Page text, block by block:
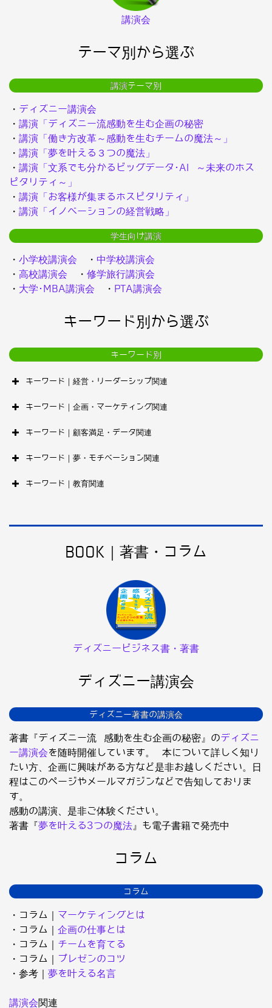
講演会
テーマ別から選ぶ
講演テーマ別
・ ディズニー講演会
・ 講演「ディズニー流感動を生む企画の秘密
・ 講演「働き方改革～感動を生むチームの魔法～」
・ 講演「夢を叶える３つの魔法」
・ 講演「文系でも分かるビッグデータ･AI ～未来のホス
ピタリティ～」
・ 講演「お客様が集まるホスピタリティ」
・ 講演「イノベーションの経営戦略」
学生向け講演
・ 小学校講演会 ・ 中学校講演会
・ 高校講演会 ・ 修学旅行講演会
・ 大学･MBA講演会 ・ PTA講演会
キーワード別から選ぶ
キーワード別
キーワード｜経営・リーダーシップ関連
キーワード｜企画・マーケティング関連
キーワード｜顧客満足・データ関連
キーワード｜夢・モチベーション関連
キーワード｜教育関連
BOOK｜著書・コラム
ディズニービジネス書・著書
ディズニー講演会
ディズニー著書の講演会
著書『ディズニー流 感動を生む企画の秘密』のディズニ
ー講演会を随時開催しています。 本について詳しく知り
たい方、企画に興味がある方など是非お越しください。日
程はこのページやメールマガジンなどで告知しておりま
す。
感動の講演、是非ご体験ください。
著書『夢を叶える3つの魔法』も電子書籍で発売中
コラム
コラム
・コラム｜ マーケティングとは
・コラム｜ 企画の仕事とは
・コラム｜ チームを育てる
・コラム｜ プレゼンのコツ
・参考｜ 夢を叶える名言
講演会関連